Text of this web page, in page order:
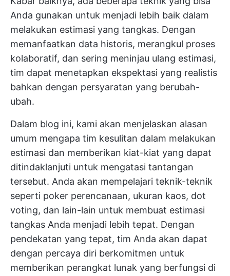
Anda gunakan untuk menjadi lebih baik dalam
melakukan estimasi yang tangkas. Dengan
memanfaatkan data historis, merangkul proses
kolaboratif, dan sering meninjau ulang estimasi,
tim dapat menetapkan ekspektasi yang realistis
bahkan dengan persyaratan yang berubah-
ubah.
Dalam blog ini, kami akan menjelaskan alasan
umum mengapa tim kesulitan dalam melakukan
estimasi dan memberikan kiat-kiat yang dapat
ditindaklanjuti untuk mengatasi tantangan
tersebut. Anda akan mempelajari teknik-teknik
seperti poker perencanaan, ukuran kaos, dot
voting, dan lain-lain untuk membuat estimasi
tangkas Anda menjadi lebih tepat. Dengan
pendekatan yang tepat, tim Anda akan dapat
dengan percaya diri berkomitmen untuk
memberikan perangkat lunak yang berfungsi di